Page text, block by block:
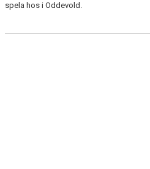
spela hos i Oddevold.